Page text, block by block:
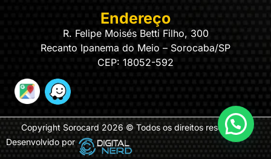
Endereço
R. Felipe Moisés Betti Filho, 300
Recanto Ipanema do Meio – Sorocaba/SP
CEP: 18052-592
Copyright Sorocard 2026 © Todos os direitos reservados
Desenvolvido por